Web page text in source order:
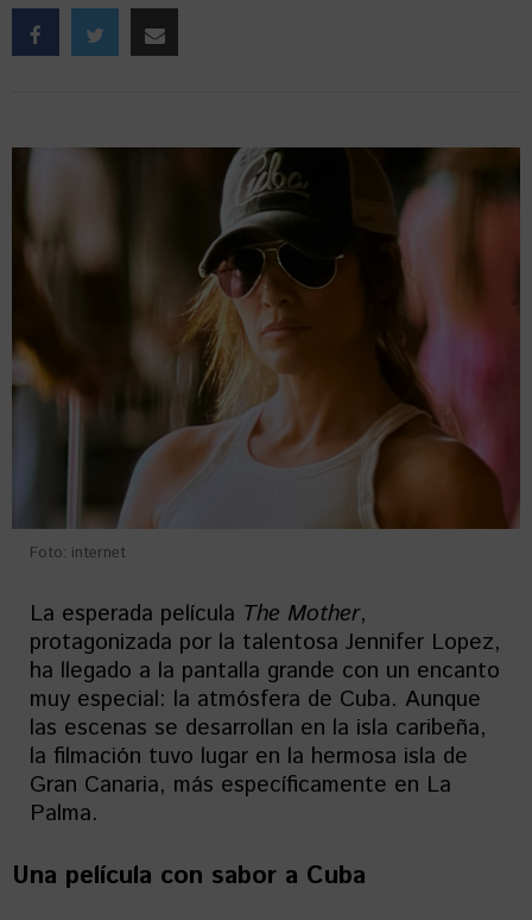
Foto: internet
La esperada película The Mother,
protagonizada por la talentosa Jennifer Lopez,
ha llegado a la pantalla grande con un encanto
muy especial: la atmósfera de Cuba. Aunque
las escenas se desarrollan en la isla caribeña,
la filmación tuvo lugar en la hermosa isla de
Gran Canaria, más específicamente en La
Palma.
Una película con sabor a Cuba